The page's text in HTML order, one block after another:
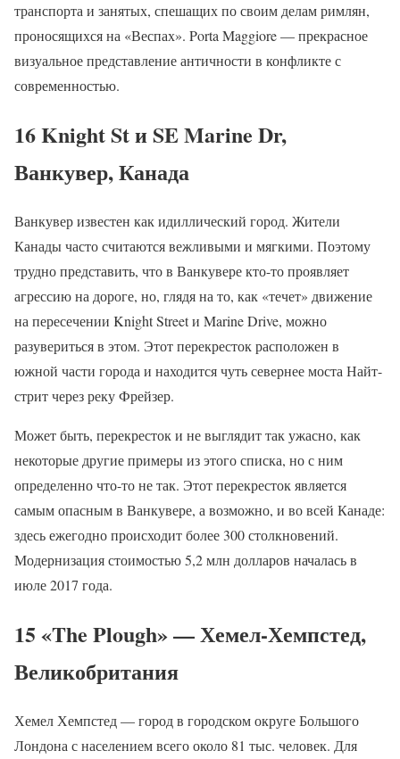
транспорта и занятых, спешащих по своим делам римлян,
проносящихся на «Веспах». Porta Maggiore — прекрасное
визуальное представление античности в конфликте с
современностью.
16 Knight St и SE Marine Dr,
Ванкувер, Канада
Ванкувер известен как идиллический город. Жители
Канады часто считаются вежливыми и мягкими. Поэтому
трудно представить, что в Ванкувере кто-то проявляет
агрессию на дороге, но, глядя на то, как «течет» движение
на пересечении Knight Street и Marine Drive, можно
разувериться в этом. Этот перекресток расположен в
южной части города и находится чуть севернее моста Найт-
стрит через реку Фрейзер.
Может быть, перекресток и не выглядит так ужасно, как
некоторые другие примеры из этого списка, но с ним
определенно что-то не так. Этот перекресток является
самым опасным в Ванкувере, а возможно, и во всей Канаде:
здесь ежегодно происходит более 300 столкновений.
Модернизация стоимостью 5,2 млн долларов началась в
июле 2017 года.
15 «The Plough» — Хемел-Хемпстед,
Великобритания
Хемел Хемпстед — город в городском округе Большого
Лондона с населением всего около 81 тыс. человек. Для